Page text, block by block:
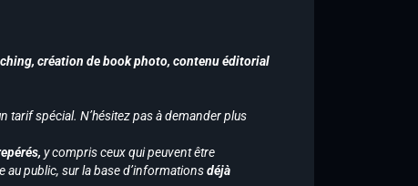
création de book photo, contenu éditorial
tarif spécial. N’hésitez pas à demander plus
y compris ceux qui peuvent être
public, sur la base d’informationsdéjà